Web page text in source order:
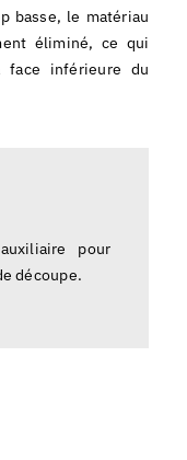
basse, le matériau
éliminé, ce qui
face inférieure du
pour
découpe.